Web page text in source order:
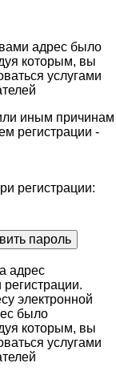
адрес было
которым, вы
услугами
иным причинам
регистрации -
регистрации:
адрес
электронной
было
которым, вы
услугами